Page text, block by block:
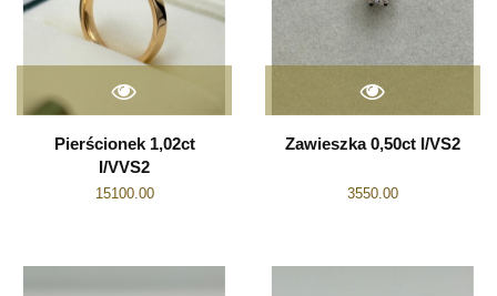
Pierścionek 1,02ct
I/VVS2
15100.00
Zawieszka 0,50ct I/VS2
3550.00